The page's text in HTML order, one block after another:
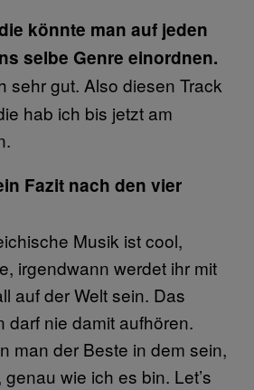
könnte man auf jeden
selbe Genre einordnen.
sehr gut. Also diesen Track
hab ich bis jetzt am
Fazit nach den vier
Musik ist cool,
irgendwann werdet ihr mit
auf der Welt sein. Das
darf nie damit aufhören.
man der Beste in dem sein,
wie ich es bin. Let’s